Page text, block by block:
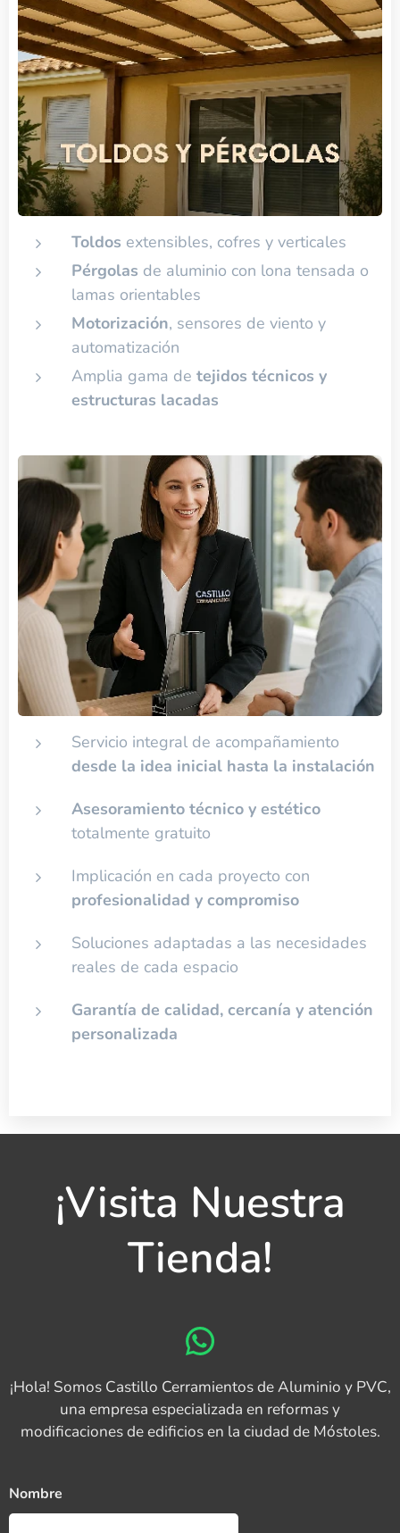
Toldos extensibles, cofres y verticales
Pérgolas de aluminio con lona tensada o
lamas orientables
Motorización, sensores de viento y
automatización
Amplia gama de tejidos técnicos y
estructuras lacadas
Servicio integral de acompañamiento
desde la idea inicial hasta la instalación
Asesoramiento técnico y estético
totalmente gratuito
Implicación en cada proyecto con
profesionalidad y compromiso
Soluciones adaptadas a las necesidades
reales de cada espacio
Garantía de calidad, cercanía y atención
personalizada
¡Visita Nuestra
Tienda!
¡Hola! Somos Castillo Cerramientos de Aluminio y PVC,
una empresa especializada en reformas y
modificaciones de edificios en la ciudad de Móstoles.
Nombre